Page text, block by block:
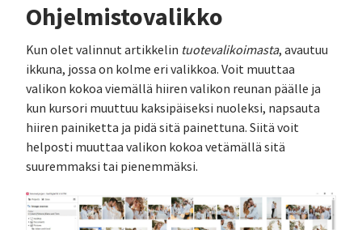
Ohjelmistovalikko
Kun olet valinnut artikkelin tuotevalikoimasta, avautuu
ikkuna, jossa on kolme eri valikkoa. Voit muuttaa
valikon kokoa viemällä hiiren valikon reunan päälle ja
kun kursori muuttuu kaksipäiseksi nuoleksi, napsauta
hiiren painiketta ja pidä sitä painettuna. Siitä voit
helposti muuttaa valikon kokoa vetämällä sitä
suuremmaksi tai pienemmäksi.